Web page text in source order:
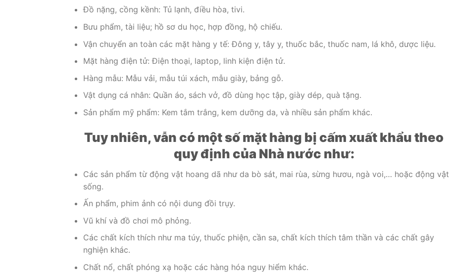
Đồ nặng, cồng kềnh: Tủ lạnh, điều hòa, tivi.
Bưu phẩm, tài liệu; hồ sơ du học, hợp đồng, hộ chiếu.
Vận chuyển an toàn các mặt hàng y tế: Đông y, tây y, thuốc bắc, thuốc nam, lá khô, dược liệu.
Mặt hàng điện tử: Điện thoại, laptop, linh kiện điện tử.
Hàng mẫu: Mẫu vải, mẫu túi xách, mẫu giày, bảng gỗ.
Vật dụng cá nhân: Quần áo, sách vở, đồ dùng học tập, giày dép, quà tặng.
Sản phẩm mỹ phẩm: Kem tắm trắng, kem dưỡng da, và nhiều sản phẩm khác.
Tuy nhiên, vẫn có một số mặt hàng bị cấm xuất khẩu theo
quy định của Nhà nước như:
Các sản phẩm từ động vật hoang dã như da bò sát, mai rùa, sừng hươu, ngà voi,… hoặc động vật
sống.
Ấn phẩm, phim ảnh có nội dung đồi trụy.
Vũ khí và đồ chơi mô phỏng.
Các chất kích thích như ma túy, thuốc phiện, cần sa, chất kích thích tâm thần và các chất gây
nghiện khác.
Chất nổ, chất phóng xạ hoặc các hàng hóa nguy hiểm khác.